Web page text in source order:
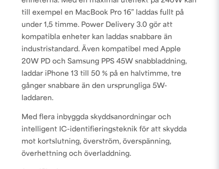
till exempel en MacBook Pro 16” laddas fullt på
under 1,5 timme. Power Delivery 3.0 gör att
kompatibla enheter kan laddas snabbare än
industristandard. Även kompatibel med Apple
20W PD och Samsung PPS 45W snabbladdning,
laddar iPhone 13 till 50 % på en halvtimme, tre
gånger snabbare än den ursprungliga 5W-
laddaren.
Med flera inbyggda skyddsanordningar och
intelligent IC-identifieringsteknik för att skydda
mot kortslutning, överström, överspänning,
överhettning och överladdning.